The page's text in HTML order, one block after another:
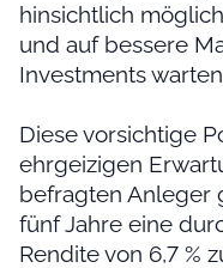
hinsichtlich
und auf bessere
Investments warten
Diese vorsichtige
ehrgeizigen
befragten Anleger
fünf Jahre eine
Rendite von 6,7 %